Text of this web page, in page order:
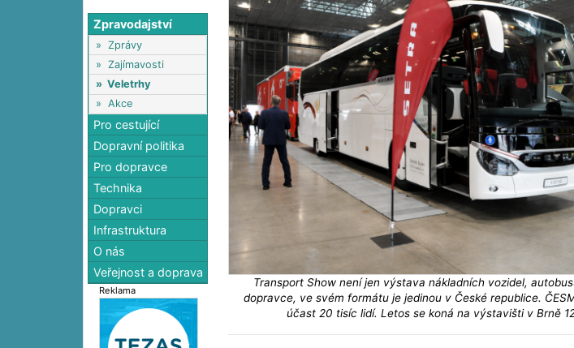
Zpravodajství
» Zprávy
» Zajímavosti
» Veletrhy
» Akce
Pro cestující
Dopravní politika
Pro dopravce
Technika
Dopravci
Infrastruktura
O nás
Veřejnost a doprava
Reklama
Transport Show není jen výstava nákladních vozidel,
dopravce, ve svém formátu je jedinou v České republice.
účast 20 tisíc lidí. Letos se koná na výstavišti v Brně